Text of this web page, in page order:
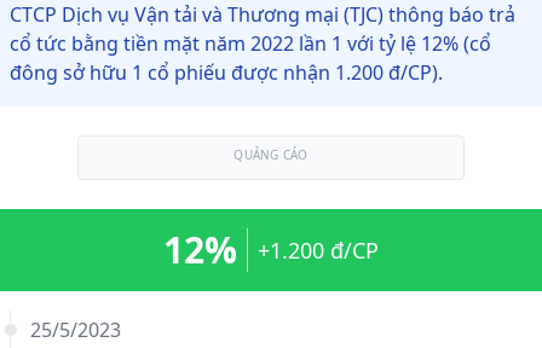
CTCP Dịch vụ Vận tải và Thương mại (TJC) thông báo trả
cổ tức bằng tiền mặt năm 2022 lần 1 với tỷ lệ 12% (cổ
đông sở hữu 1 cổ phiếu được nhận 1.200 đ/CP).
QUẢNG CÁO
25/5/2023
12% +1.200 đ/CP